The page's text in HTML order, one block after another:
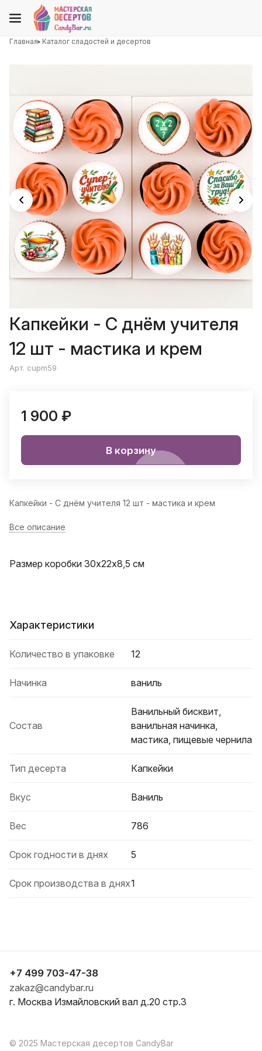
Главная Каталог сладостей и десертов
Капкейки - С днём учителя
12 шт - мастика и крем
Арт. cupm59
1 900 ₽
В корзину
Капкейки - С днём учителя 12 шт - мастика и крем
Все описание
Размер коробки 30х22х8,5 см
Характеристики
Количество в упаковке 12
Начинка ваниль
Состав
Ванильный бисквит,
ванильная начинка,
мастика, пищевые чернила
Тип десерта Капкейки
Вкус Ваниль
Вес 786
Срок годности в днях 5
Срок производства в днях1
+7 499 703-47-38
zakaz@candybar.ru
г. Москва Измайловский вал д.20 стр.3
© 2025 Мастерская десертов CandyBar